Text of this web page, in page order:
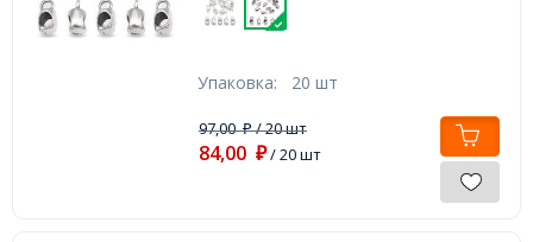
Упаковка: 20 шт
97,00₽/ 20 шт
84,00 ₽/ 20 шт